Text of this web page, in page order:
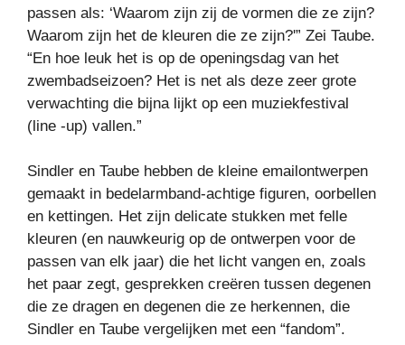
passen als: ‘Waarom zijn zij de vormen die ze zijn?
Waarom zijn het de kleuren die ze zijn?'” Zei Taube.
“En hoe leuk het is op de openingsdag van het
zwembadseizoen? Het is net als deze zeer grote
verwachting die bijna lijkt op een muziekfestival
(line -up) vallen.”
Sindler en Taube hebben de kleine emailontwerpen
gemaakt in bedelarmband-achtige figuren, oorbellen
en kettingen. Het zijn delicate stukken met felle
kleuren (en nauwkeurig op de ontwerpen voor de
passen van elk jaar) die het licht vangen en, zoals
het paar zegt, gesprekken creëren tussen degenen
die ze dragen en degenen die ze herkennen, die
Sindler en Taube vergelijken met een “fandom”.